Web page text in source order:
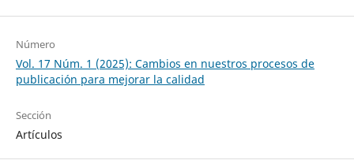
Número
Vol. 17 Núm. 1 (2025): Cambios en nuestros procesos de
publicación para mejorar la calidad
Sección
Artículos